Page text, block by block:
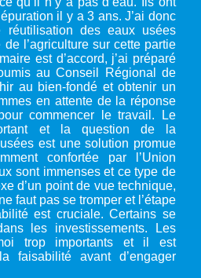
il y a 3 ans. J’ai donc
réutilisation des eaux usées
l’agriculture sur cette partie
est d’accord, j’ai préparé
au Conseil Régional de
au bien-fondé et obtenir un
en attente de la réponse
commencer le travail. Le
et la question de la
est une solution promue
confortée par l’Union
sont immenses et ce type de
d’un point de vue technique,
faut pas se tromper et l’étape
est cruciale. Certains se
les investissements. Les
trop importants et il est
faisabilité avant d’engager